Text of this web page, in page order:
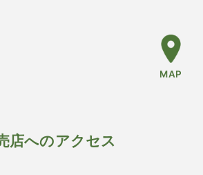
MAP
店へのアクセス